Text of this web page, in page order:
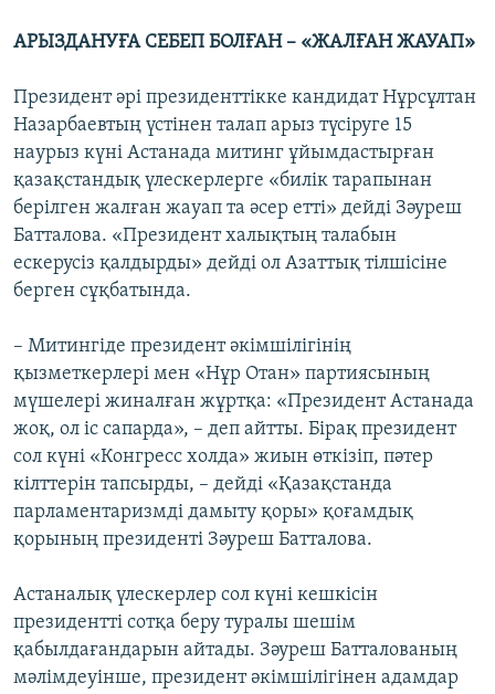
АРЫЗДАНУҒА СЕБЕП БОЛҒАН – «ЖАЛҒАН ЖАУАП»
Президент әрі президенттікке кандидат Нұрсұлтан
Назарбаевтың үстінен талап арыз түсіруге 15
наурыз күні Астанада митинг ұйымдастырған
қазақстандық үлескерлерге «билік тарапынан
берілген жалған жауап та әсер етті» дейді Зәуреш
Батталова. «Президент халықтың талабын
ескерусіз қалдырды» дейді ол Азаттық тілшісіне
берген сұқбатында.
– Митингіде президент әкімшілігінің
қызметкерлері мен «Нұр Отан» партиясының
мүшелері жиналған жұртқа: «Президент Астанада
жоқ, ол іс сапарда», – деп айтты. Бірақ президент
сол күні «Конгресс холда» жиын өткізіп, пәтер
кілттерін тапсырды, – дейді «Қазақстанда
парламентаризмді дамыту қоры» қоғамдық
қорының президенті Зәуреш Батталова.
Астаналық үлескерлер сол күні кешкісін
президентті сотқа беру туралы шешім
қабылдағандарын айтады. Зәуреш Батталованың
мәлімдеуінше, президент әкімшілігінен адамдар